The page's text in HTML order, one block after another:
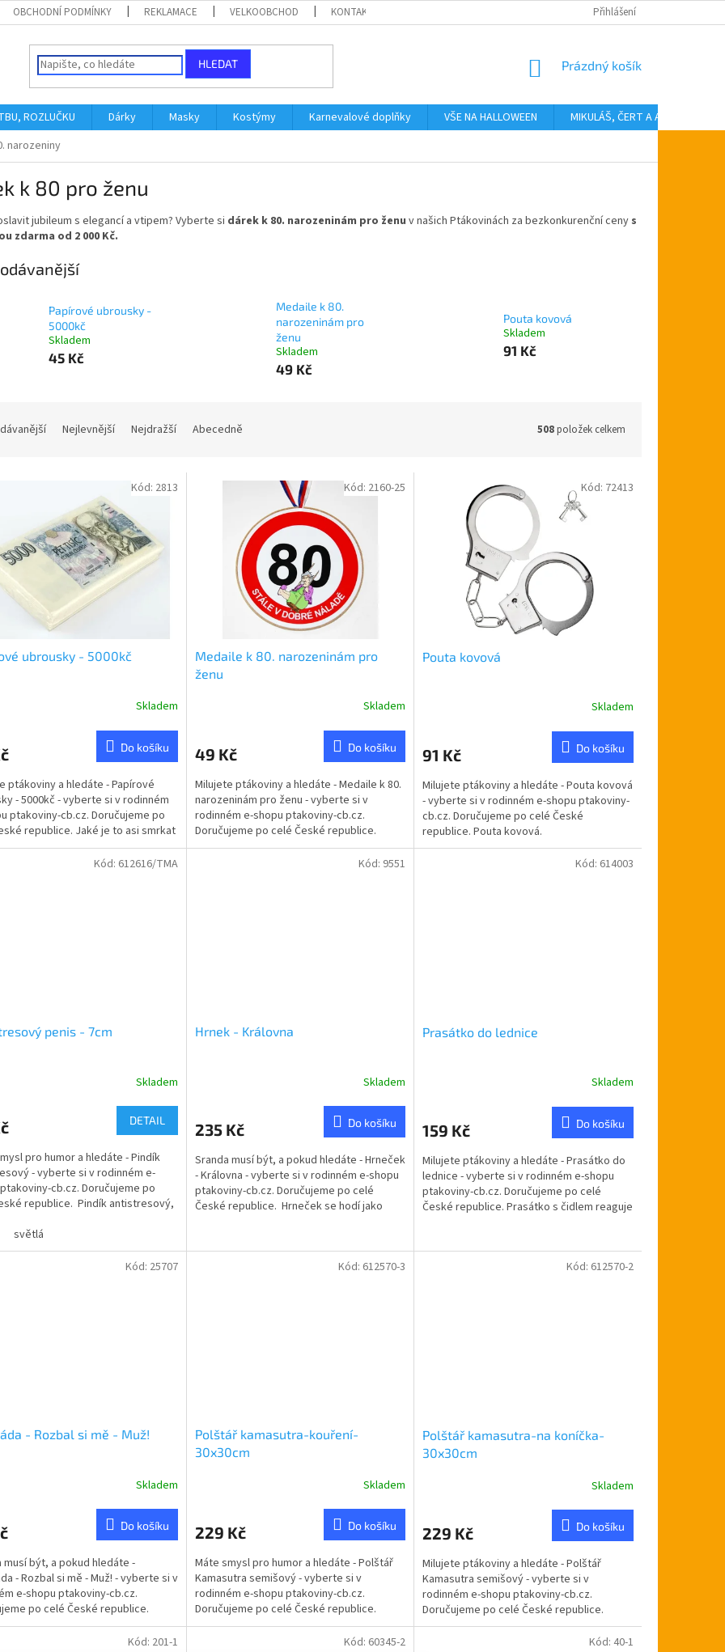
OBCHODNÍ PODMÍNKY REKLAMACE VELKOOBCHOD KONTAKTY Přihlášení
HLEDAT
NÁKUPNÍ
Prázdný košík
ROZLUČKU Dárky Masky Kostýmy Karnevalové doplňky VŠE NA HALLOWEEN MIKULÁŠ, ČERT A ANDĚL
narozeniny
k 80 pro ženu
jubileum s elegancí a vtipem? Vyberte si dárek k 80. narozeninám pro ženu v našich Ptákovinách za bezkonkurenční ceny s
zdarma od 2 000 Kč.
Papírové ubrousky -
5000kč
Skladem
45 Kč
Medaile k 80.
narozeninám pro
ženu
Skladem
49 Kč
Pouta kovová
Skladem
91 Kč
Nejlevnější Nejdražší Abecedně 508položek celkem
ubrousky - 5000kč
Skladem
Do košíku
ptákoviny a hledáte - Papírové
- 5000kč - vyberte si v rodinném
ptakoviny-cb.cz. Doručujeme po
republice. Jaké je to asi smrkat
Kód: 2813
Medaile k 80. narozeninám pro
ženu
je
z
5
hvězdiček.
Skladem
49 Kč Do košíku
Milujete ptákoviny a hledáte - Medaile k 80.
narozeninám pro ženu - vyberte si v
rodinném e-shopu ptakoviny-cb.cz.
Doručujeme po celé České republice.
Medaile...
Kód: 2160-25
Pouta kovová
je
z
5
hvězdiček.
Skladem
91 Kč Do košíku
Milujete ptákoviny a hledáte - Pouta kovová
- vyberte si v rodinném e-shopu ptakoviny-
cb.cz. Doručujeme po celé České
republice. Pouta kovová.
Kód: 72413
penis - 7cm
Skladem
DETAIL
pro humor a hledáte - Pindík
- vyberte si v rodinném e-
cb.cz. Doručujeme po
republice. Pindík antistresový,
světlá
Kód: 612616/TMA
Hrnek - Královna
je
z
5
hvězdiček.
Skladem
235 Kč Do košíku
Sranda musí být, a pokud hledáte - Hrneček
- Královna - vyberte si v rodinném e-shopu
ptakoviny-cb.cz. Doručujeme po celé
České republice. Hrneček se hodí jako
Kód: 9551
Prasátko do lednice
je
z
5
hvězdiček.
Skladem
159 Kč Do košíku
Milujete ptákoviny a hledáte - Prasátko do
lednice - vyberte si v rodinném e-shopu
ptakoviny-cb.cz. Doručujeme po celé
České republice. Prasátko s čidlem reaguje
Kód: 614003
- Rozbal si mě - Muž!
Skladem
Do košíku
musí být, a pokud hledáte -
- Rozbal si mě - Muž! - vyberte si v
e-shopu ptakoviny-cb.cz.
po celé České republice.
155x80mmhmotnost...
Kód: 25707
Polštář kamasutra-kouření-
30x30cm
Skladem
229 Kč Do košíku
Máte smysl pro humor a hledáte - Polštář
Kamasutra semišový - vyberte si v
rodinném e-shopu ptakoviny-cb.cz.
Doručujeme po celé České republice.
Semišový polštář s motivy...
Kód: 612570-3
Polštář kamasutra-na koníčka-
30x30cm
Skladem
229 Kč Do košíku
Milujete ptákoviny a hledáte - Polštář
Kamasutra semišový - vyberte si v
rodinném e-shopu ptakoviny-cb.cz.
Doručujeme po celé České republice.
Semišový polštář s motivy...
Kód: 612570-2
Kód: 201-1 Kód: 60345-2 Kód: 40-1